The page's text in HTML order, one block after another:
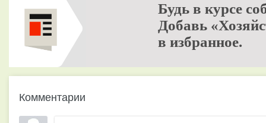
Будь в курсе
Добавь
в избранное.
Комментарии